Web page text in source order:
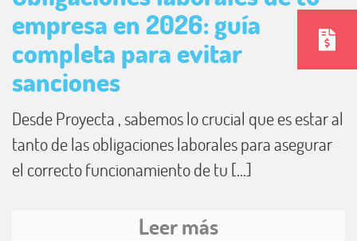
empresa en 2026: guía
completa para evitar
sanciones
Desde Proyecta , sabemos lo crucial que es estar al
tanto de las obligaciones laborales para asegurar
el correcto funcionamiento de tu [...]
Leer más